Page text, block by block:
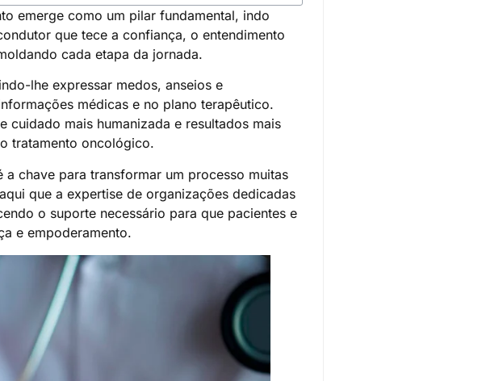
emerge como um pilar fundamental, indo
que tece a confiança, o entendimento
cada etapa da jornada.
lhe expressar medos, anseios e
médicas e no plano terapêutico.
cuidado mais humanizada e resultados mais
tratamento oncológico.
chave para transformar um processo muitas
que a expertise de organizações dedicadas
o suporte necessário para que pacientes e
e empoderamento.